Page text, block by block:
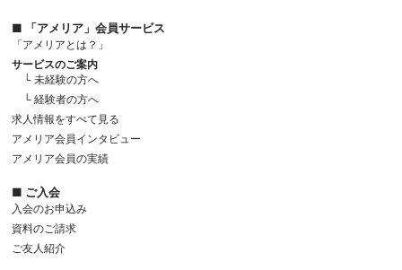
■ 「アメリア」会員サービス
「アメリアとは？」
サービスのご案内
└ 未経験の方へ
└ 経験者の方へ
求人情報をすべて見る
アメリア会員インタビュー
アメリア会員の実績
■ ご入会
入会のお申込み
資料のご請求
ご友人紹介